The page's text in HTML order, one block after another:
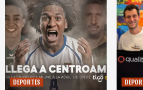
DEPORTES